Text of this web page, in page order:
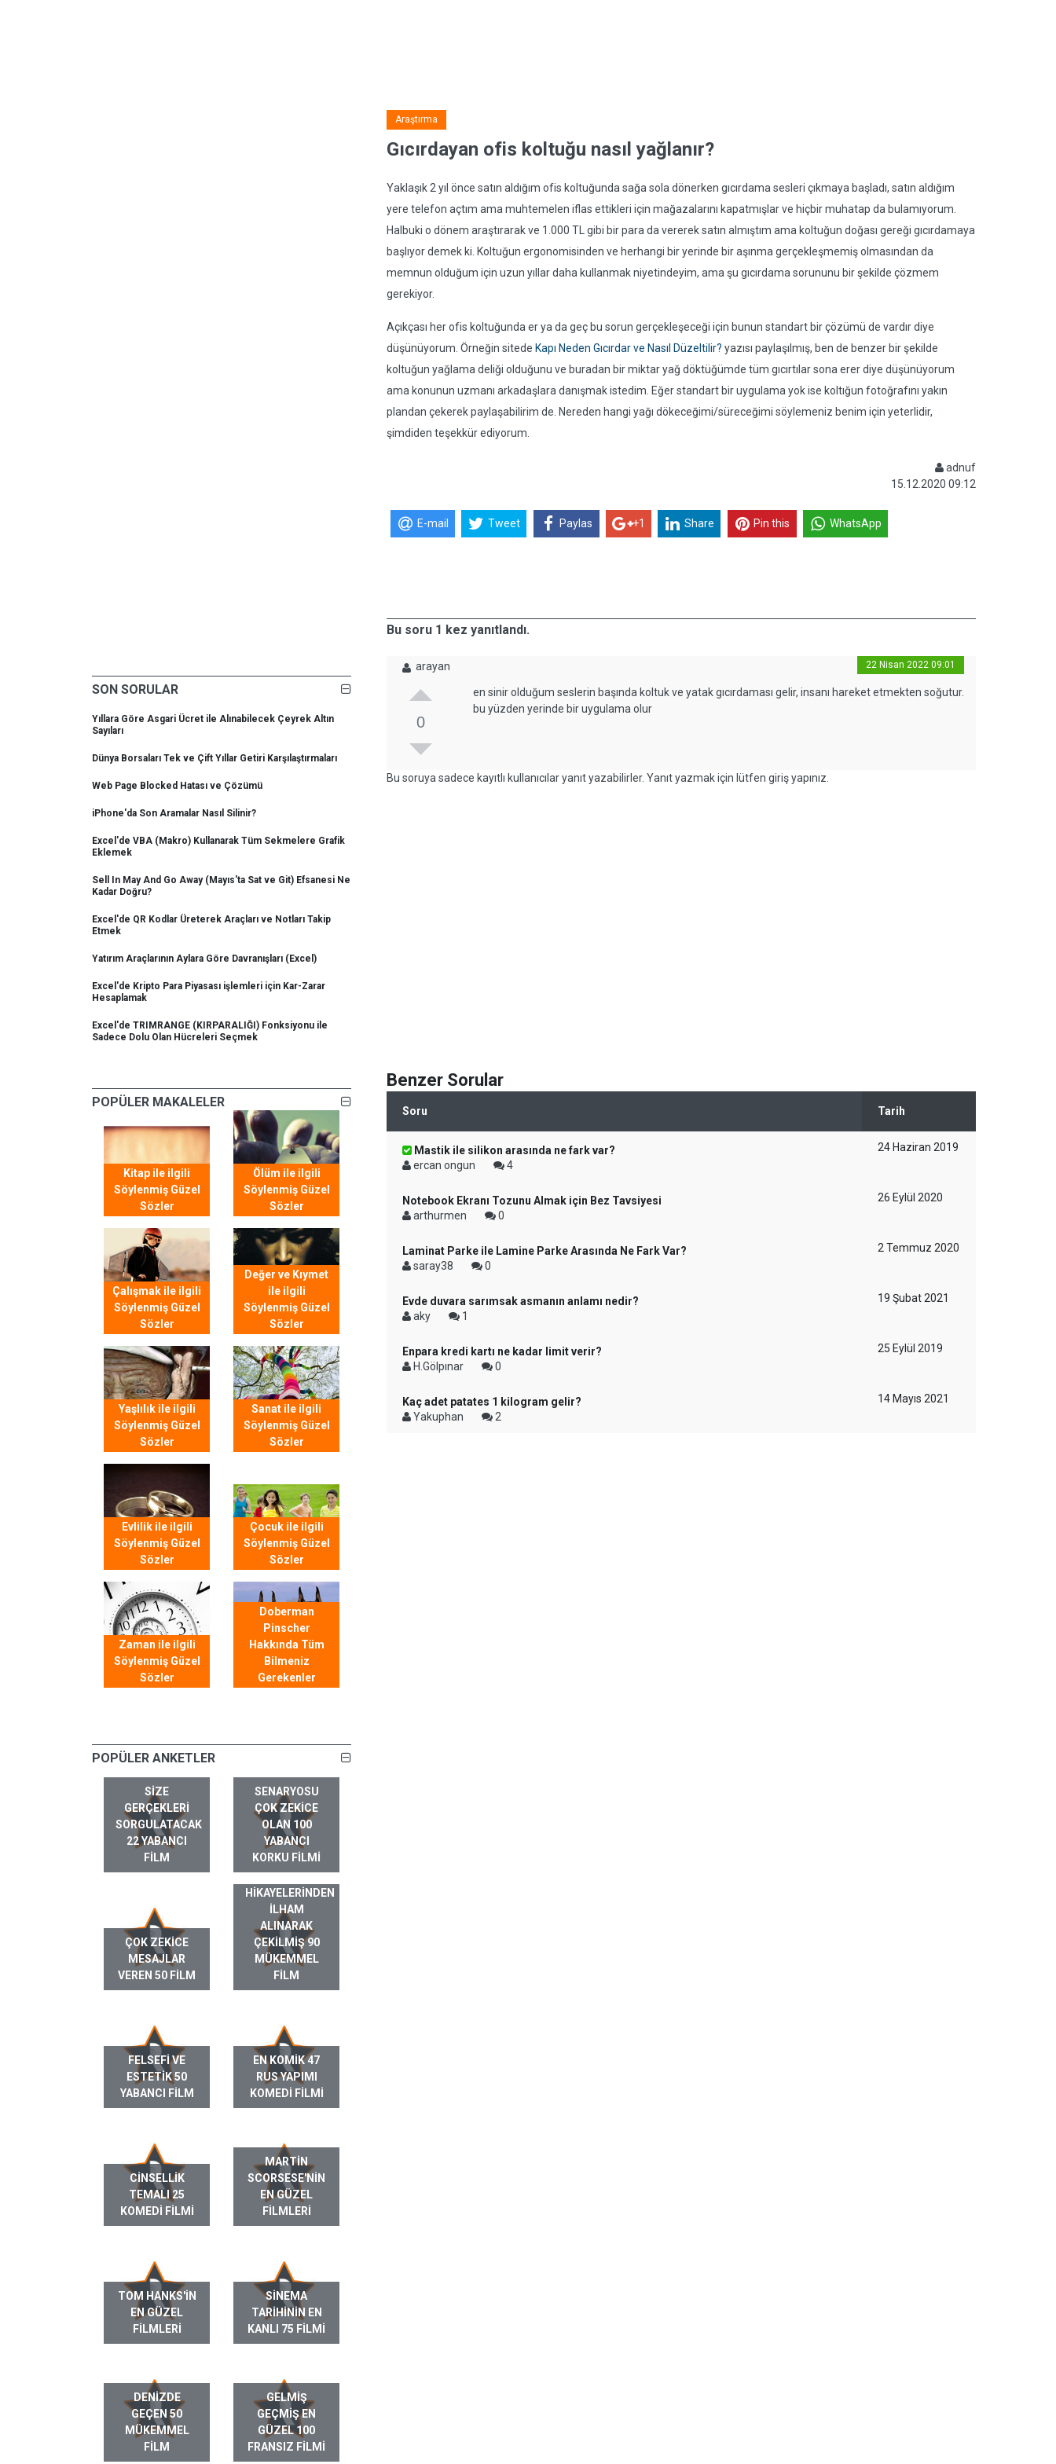
SON SORULAR
Yıllara Göre Asgari Ücret ile Alınabilecek Çeyrek Altın
Sayıları
Dünya Borsaları Tek ve Çift Yıllar Getiri Karşılaştırmaları
Web Page Blocked Hatası ve Çözümü
iPhone'da Son Aramalar Nasıl Silinir?
Excel'de VBA (Makro) Kullanarak Tüm Sekmelere Grafik
Eklemek
Sell In May And Go Away (Mayıs'ta Sat ve Git) Efsanesi Ne
Kadar Doğru?
Excel'de QR Kodlar Üreterek Araçları ve Notları Takip
Etmek
Yatırım Araçlarının Aylara Göre Davranışları (Excel)
Excel'de Kripto Para Piyasası işlemleri için Kar-Zarar
Hesaplamak
Excel'de TRIMRANGE (KIRPARALIĞI) Fonksiyonu ile
Sadece Dolu Olan Hücreleri Seçmek
POPÜLER MAKALELER
Kitap ile ilgili
Söylenmiş Güzel
Sözler
Ölüm ile ilgili
Söylenmiş Güzel
Sözler
Çalışmak ile ilgili
Söylenmiş Güzel
Sözler
Değer ve Kıymet
ile ilgili
Söylenmiş Güzel
Sözler
Yaşlılık ile ilgili
Söylenmiş Güzel
Sözler
Sanat ile ilgili
Söylenmiş Güzel
Sözler
Evlilik ile ilgili
Söylenmiş Güzel
Sözler
Çocuk ile ilgili
Söylenmiş Güzel
Sözler
Zaman ile ilgili
Söylenmiş Güzel
Sözler
Doberman
Pinscher
Hakkında Tüm
Bilmeniz
Gerekenler
POPÜLER ANKETLER
SIZE
GERÇEKLERI
SORGULATACAK
22 YABANCI
FILM
SENARYOSU
ÇOK ZEKICE
OLAN 100
YABANCI
KORKU FILMI
ÇOK ZEKICE
MESAJLAR
VEREN 50 FILM
GERÇEK HAYAT
HIKAYELERINDEN
ILHAM
ALINARAK
ÇEKILMIŞ 90
MÜKEMMEL
FILM
FELSEFI VE
ESTETIK 50
YABANCI FILM
EN KOMIK 47
RUS YAPIMI
KOMEDI FILMI
CINSELLIK
TEMALI 25
KOMEDI FILMI
MARTIN
SCORSESE'NIN
EN GÜZEL
FILMLERI
TOM HANKS'IN
EN GÜZEL
FILMLERI
SINEMA
TARIHININ EN
KANLI 75 FILMI
DENIZDE
GEÇEN 50
MÜKEMMEL
FILM
GELMIŞ
GEÇMIŞ EN
GÜZEL 100
FRANSIZ FILMI
Araştırma
Gıcırdayan ofis koltuğu nasıl yağlanır?
Yaklaşık 2 yıl önce satın aldığım ofis koltuğunda sağa sola dönerken gıcırdama sesleri çıkmaya başladı, satın aldığım
yere telefon açtım ama muhtemelen iflas ettikleri için mağazalarını kapatmışlar ve hiçbir muhatap da bulamıyorum.
Halbuki o dönem araştırarak ve 1.000 TL gibi bir para da vererek satın almıştım ama koltuğun doğası gereği gıcırdamaya
başlıyor demek ki. Koltuğun ergonomisinden ve herhangi bir yerinde bir aşınma gerçekleşmemiş olmasından da
memnun olduğum için uzun yıllar daha kullanmak niyetindeyim, ama şu gıcırdama sorununu bir şekilde çözmem
gerekiyor.
Açıkçası her ofis koltuğunda er ya da geç bu sorun gerçekleşeceği için bunun standart bir çözümü de vardır diye
düşünüyorum. Örneğin sitede Kapı Neden Gıcırdar ve Nasıl Düzeltilir? yazısı paylaşılmış, ben de benzer bir şekilde
koltuğun yağlama deliği olduğunu ve buradan bir miktar yağ döktüğümde tüm gıcırtılar sona erer diye düşünüyorum
ama konunun uzmanı arkadaşlara danışmak istedim. Eğer standart bir uygulama yok ise koltığun fotoğrafını yakın
plandan çekerek paylaşabilirim de. Nereden hangi yağı dökeceğimi/süreceğimi söylemeniz benim için yeterlidir,
şimdiden teşekkür ediyorum.
adnuf
15.12.2020 09:12
E-mail Tweet Paylas +1 Share Pin this WhatsApp
Bu soru 1 kez yanıtlandı.
arayan 22 Nisan 2022 09:01
0
en sinir olduğum seslerin başında koltuk ve yatak gıcırdaması gelir, insanı hareket etmekten soğutur.
bu yüzden yerinde bir uygulama olur
Bu soruya sadece kayıtlı kullanıcılar yanıt yazabilirler. Yanıt yazmak için lütfen giriş yapınız.
Benzer Sorular
Soru Tarih
Mastik ile silikon arasında ne fark var?
ercan ongun
4
24 Haziran 2019
Notebook Ekranı Tozunu Almak için Bez Tavsiyesi
arthurmen
0
26 Eylül 2020
Laminat Parke ile Lamine Parke Arasında Ne Fark Var?
saray38
0
2 Temmuz 2020
Evde duvara sarımsak asmanın anlamı nedir?
aky
1
19 Şubat 2021
Enpara kredi kartı ne kadar limit verir?
H.Gölpınar
0
25 Eylül 2019
Kaç adet patates 1 kilogram gelir?
Yakuphan
2
14 Mayıs 2021